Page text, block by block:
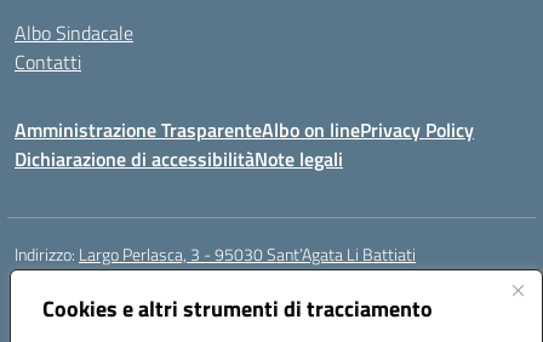
Cookies e altri strumenti di tracciamento
Albo Sindacale
Contatti
Amministrazione TrasparenteAlbo on linePrivacy Policy
Dichiarazione di accessibilitàNote legali
Indirizzo: Largo Perlasca, 3 - 95030 Sant’Agata Li Battiati
Centralino:
ctic8bl002@istruzione.it
Posta elettronica certificata (PEC):ctic8bl002@pec.istruzione.it